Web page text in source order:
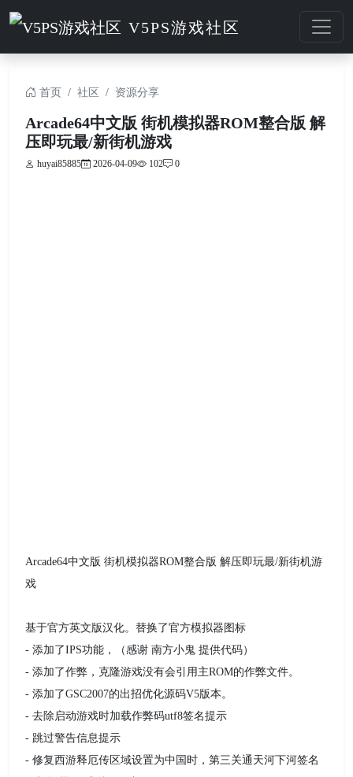
V5PS游戏社区
首页 社区 资源分享
Arcade64中文版 街机模拟器ROM整合版 解
压即玩最/新街机游戏
huyai85885 2026-04-09 102 0
Arcade64中文版 街机模拟器ROM整合版 解压即玩最/新街机游
戏
基于官方英文版汉化。替换了官方模拟器图标
- 添加了IPS功能，（感谢 南方小鬼 提供代码）
- 添加了作弊，克隆游戏没有会引用主ROM的作弊文件。
- 添加了GSC2007的出招优化源码V5版本。
- 去除启动游戏时加载作弊码utf8签名提示
- 跳过警告信息提示
- 修复西游释厄传区域设置为中国时，第三关通天河下河签名